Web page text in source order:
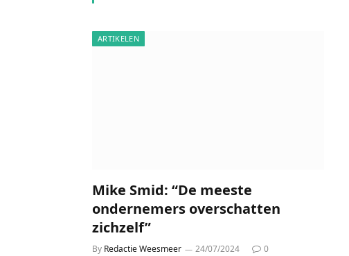
ARTIKELEN
Mike Smid: “De meeste
ondernemers overschatten
zichzelf”
By Redactie Weesmeer 24/07/2024 0